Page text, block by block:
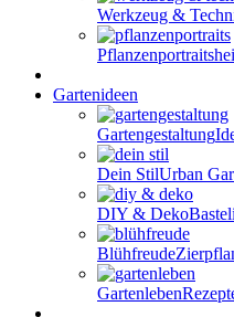
Werkzeug &
Pflanzenportraits
Gartenideen
Gartengestaltung
Dein StilUrban
DIY & Deko
Blühfreude
Gartenleben